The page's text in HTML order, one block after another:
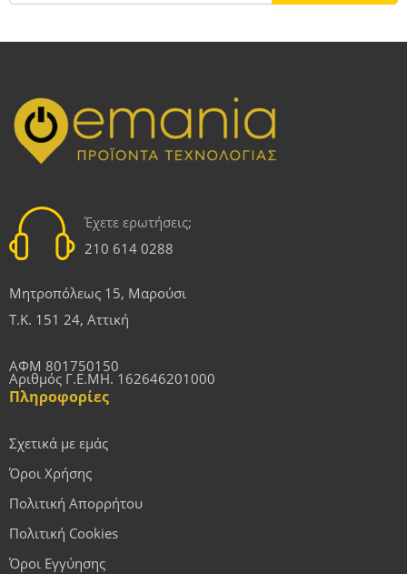
Έχετε ερωτήσεις;
210 614 0288
Μητροπόλεως 15, Μαρούσι
Τ.Κ. 151 24, Αττική
ΑΦΜ 801750150
Αριθμός Γ.Ε.ΜΗ. 162646201000
Πληροφορίες
Σχετικά με εμάς
Όροι Χρήσης
Πολιτική Απορρήτου
Πολιτική Cookies
Όροι Εγγύησης